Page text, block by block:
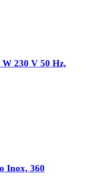
230 V 50 Hz,
Inox, 360